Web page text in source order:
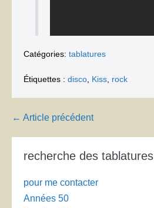
Catégories: tablatures
Étiquettes : disco Kiss rock
Navigation
← Article précédent
recherche des tablatures
pour me contacter
Années 50